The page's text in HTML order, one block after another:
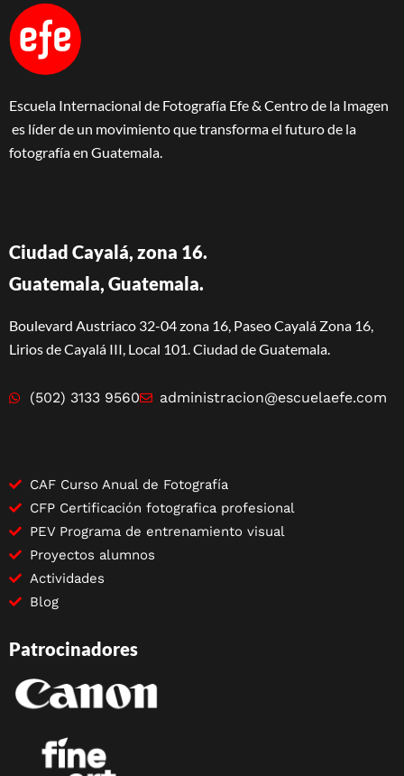
Escuela Internacional de Fotografía Efe & Centro de la Imagen
es líder de un movimiento que transforma el futuro de la
fotografía en Guatemala.
Ciudad Cayalá, zona 16.
Guatemala, Guatemala.
Boulevard Austriaco 32-04 zona 16, Paseo Cayalá Zona 16,
Lirios de Cayalá III, Local 101. Ciudad de Guatemala.
(502) 3133 9560 administracion@escuelaefe.com
CAF Curso Anual de Fotografía
CFP Certificación fotografica profesional
PEV Programa de entrenamiento visual
Proyectos alumnos
Actividades
Blog
Patrocinadores